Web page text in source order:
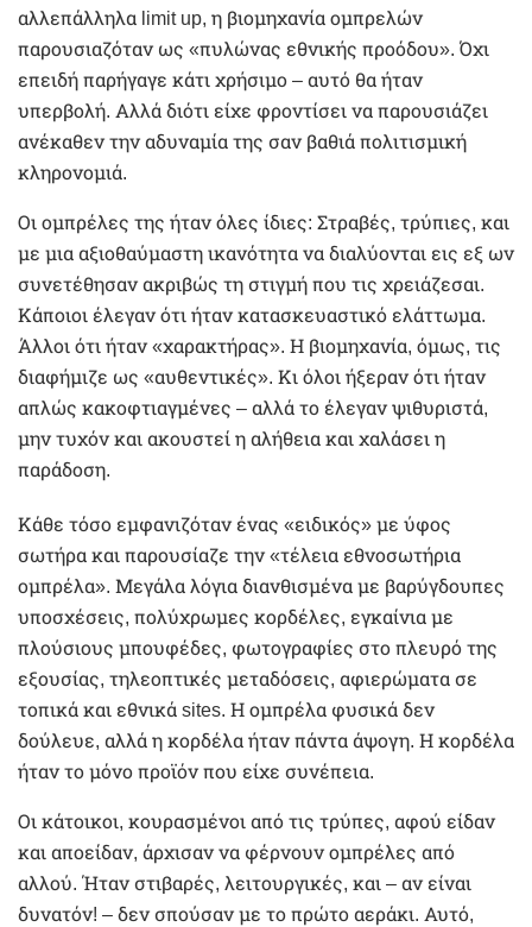
αλλεπάλληλα limit up, η βιομηχανία ομπρελών
παρουσιαζόταν ως «πυλώνας εθνικής προόδου». Όχι
επειδή παρήγαγε κάτι χρήσιμο – αυτό θα ήταν
υπερβολή. Αλλά διότι είχε φροντίσει να παρουσιάζει
ανέκαθεν την αδυναμία της σαν βαθιά πολιτισμική
κληρονομιά.
Οι ομπρέλες της ήταν όλες ίδιες: Στραβές, τρύπιες, και
με μια αξιοθαύμαστη ικανότητα να διαλύονται εις εξ ων
συνετέθησαν ακριβώς τη στιγμή που τις χρειάζεσαι.
Κάποιοι έλεγαν ότι ήταν κατασκευαστικό ελάττωμα.
Άλλοι ότι ήταν «χαρακτήρας». Η βιομηχανία, όμως, τις
διαφήμιζε ως «αυθεντικές». Κι όλοι ήξεραν ότι ήταν
απλώς κακοφτιαγμένες – αλλά το έλεγαν ψιθυριστά,
μην τυχόν και ακουστεί η αλήθεια και χαλάσει η
παράδοση.
Κάθε τόσο εμφανιζόταν ένας «ειδικός» με ύφος
σωτήρα και παρουσίαζε την «τέλεια εθνοσωτήρια
ομπρέλα». Μεγάλα λόγια διανθισμένα με βαρύγδουπες
υποσχέσεις, πολύχρωμες κορδέλες, εγκαίνια με
πλούσιους μπουφέδες, φωτογραφίες στο πλευρό της
εξουσίας, τηλεοπτικές μεταδόσεις, αφιερώματα σε
τοπικά και εθνικά sites. Η ομπρέλα φυσικά δεν
δούλευε, αλλά η κορδέλα ήταν πάντα άψογη. Η κορδέλα
ήταν το μόνο προϊόν που είχε συνέπεια.
Οι κάτοικοι, κουρασμένοι από τις τρύπες, αφού είδαν
και αποείδαν, άρχισαν να φέρνουν ομπρέλες από
αλλού. Ήταν στιβαρές, λειτουργικές, και – αν είναι
δυνατόν! – δεν σπούσαν με το πρώτο αεράκι. Αυτό,